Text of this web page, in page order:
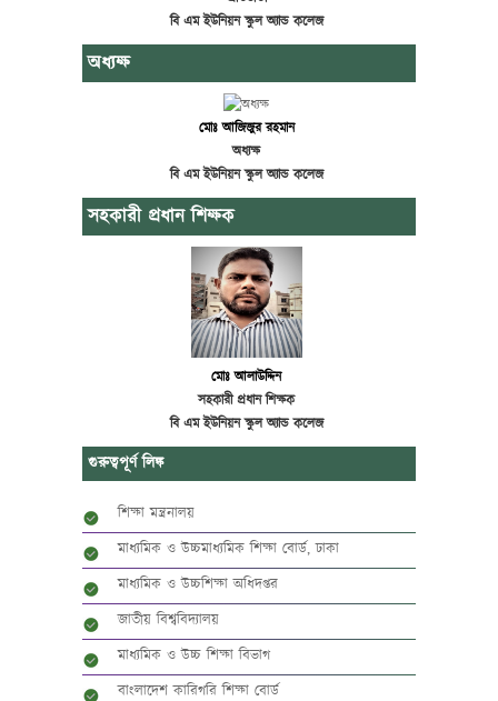
বি এম ইউনিয়ন স্কুল অ্যান্ড কলেজ
অধ্যক্ষ
মোঃ আজিজুর রহমান
অধ্যক্ষ
বি এম ইউনিয়ন স্কুল অ্যান্ড কলেজ
সহকারী প্রধান শিক্ষক
মোঃ আলাউদ্দিন
সহকারী প্রধান শিক্ষক
বি এম ইউনিয়ন স্কুল অ্যান্ড কলেজ
গুরুত্বপূর্ণ লিঙ্ক
শিক্ষা মন্ত্রনালয়
মাধ্যমিক ও উচ্চমাধ্যমিক শিক্ষা বোর্ড, ঢাকা
মাধ্যমিক ও উচ্চশিক্ষা অধিদপ্তর
জাতীয় বিশ্ববিদ্যালয়
মাধ্যমিক ও উচ্চ শিক্ষা বিভাগ
বাংলাদেশ কারিগরি শিক্ষা বোর্ড